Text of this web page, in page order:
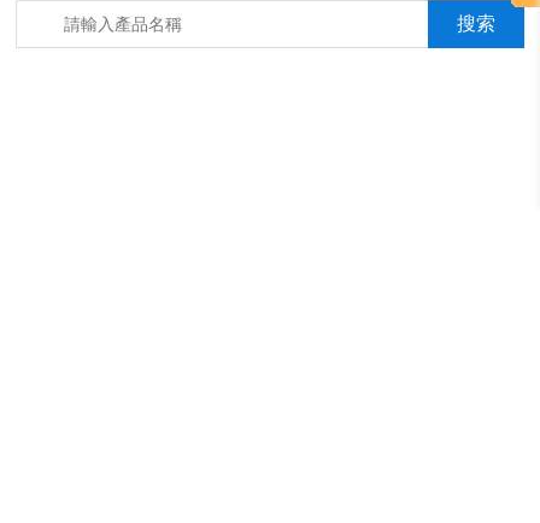
箱，淋雨抖音成年版箱，汽車內飾材料燃燒抖音成年版機